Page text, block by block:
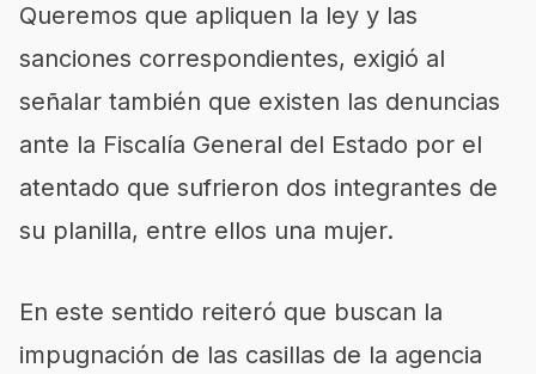
Queremos que apliquen la ley y las
sanciones correspondientes, exigió al
señalar también que existen las denuncias
ante la Fiscalía General del Estado por el
atentado que sufrieron dos integrantes de
su planilla, entre ellos una mujer.
En este sentido reiteró que buscan la
impugnación de las casillas de la agencia